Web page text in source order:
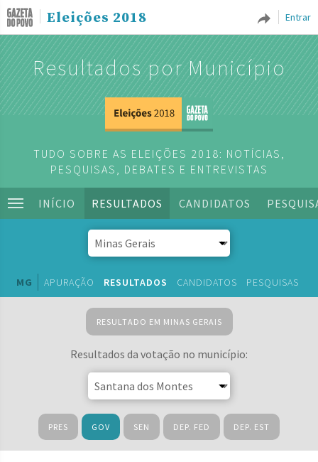
Entrar
Eleições 2018
Resultados por Município
TUDO SOBRE AS ELEIÇÕES 2018: NOTÍCIAS,
PESQUISAS, DEBATES E ENTREVISTAS
INÍCIO RESULTADOS CANDIDATOS
MG APURAÇÃO RESULTADOS CANDIDATOS PESQUISAS
RESULTADO EM MINAS GERAIS
Resultados da votação no município:
PRES GOV SEN DEP. FED DEP. EST